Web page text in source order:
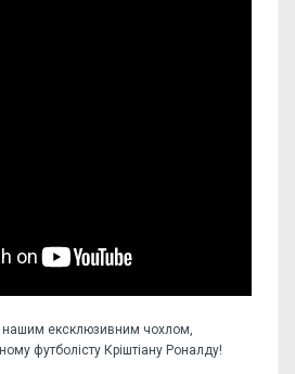
нашим ексклюзивним чохлом,
футболісту Кріштіану Роналду!